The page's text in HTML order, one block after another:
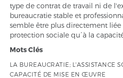
type de contrat de travail ni de
bureaucratie stable et
semble être plus directement
protection sociale qu´à la
Mots Clés
LA BUREAUCRATIE; L'ASSISTANCE
CAPACITÉ DE MISE EN ŒUVRE